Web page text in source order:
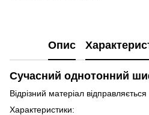
Опис
Сучасний однотонний
Відрізний матеріал
Характеристики: